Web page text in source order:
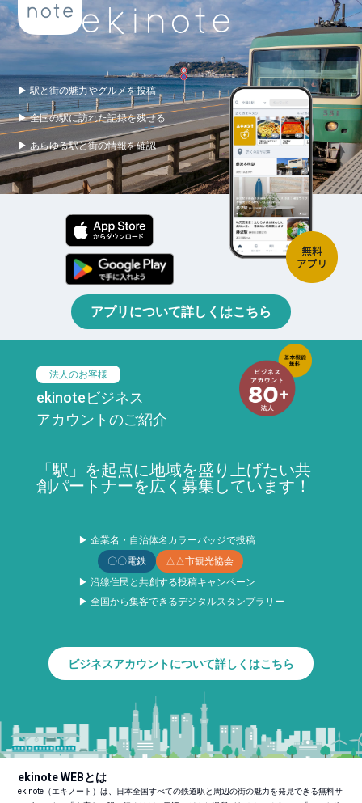
▶ 駅と街の魅力やグルメを投稿
▶ 全国の駅に訪れた記録を残せる
▶ あらゆる駅と街の情報を確認
アプリについて詳しくはこちら
法人のお客様
ekinoteビジネス
アカウントのご紹介
「駅」を起点に地域を盛り上げたい共
創パートナーを広く募集しています！
▶ 企業名・自治体名カラーバッジで投稿
〇〇電鉄
△△市観光協会
▶ 沿線住民と共創する投稿キャンペーン
▶ 全国から集客できるデジタルスタンプラリー
ビジネスアカウントについて詳しくはこちら
ekinote WEBとは
ekinote（エキノート）は、日本全国すべての鉄道駅と周辺の街の魅力を発見できる無料サ